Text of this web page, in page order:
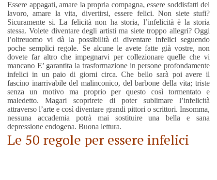
Essere appagati, amare la propria compagna, essere soddisfatti del
lavoro, amare la vita, divertirsi, essere felici. Non siete stufi?
Sicuramente si. La felicità non ha storia, l’infelicità è la storia
stessa. Volete diventare degli artisti ma siete troppo allegri? Oggi
l’oltreuomo vi dà la possibilità di diventare infelici seguendo
poche semplici regole. Se alcune le avete fatte già vostre, non
dovete far altro che impegnarvi per collezionare quelle che vi
mancano E’ garantita la trasformazione in persone profondamente
infelici in un paio di giorni circa. Che bello sarà poi avere il
fascino inarrivabile del malinconico, del barbone della vita; triste
senza un motivo ma proprio per questo così tormentato e
maledetto. Magari scoprirete di poter sublimare l’infelicità
attraverso l’arte e così diventare grandi pittori o scrittori. Insomma,
nessuna accademia potrà mai sostituire una bella e sana
depressione endogena. Buona lettura.
Le 50 regole per essere infelici